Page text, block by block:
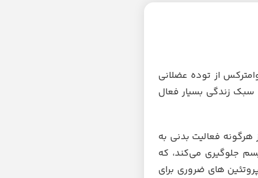
کوامترکس از توده عضلانی
زندگی بسیار فعال
فعالیت بدنی به
جلوگیری می‌کند، که
های ضروری برای